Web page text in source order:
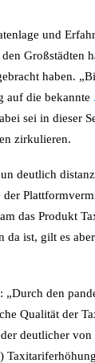
und
Großstädten
haben.
auf die bekannte
sei in dieser
zirkulieren.
deutlich
das Produkt
ist, gilt es
den
Qualität der
deutlicher